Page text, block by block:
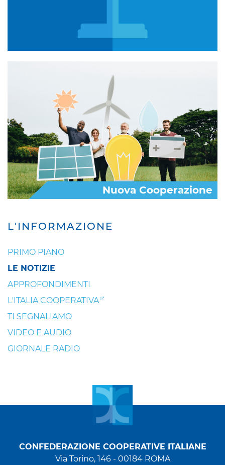
L'INFORMAZIONE
PRIMO PIANO
LE NOTIZIE
APPROFONDIMENTI
L'ITALIA COOPERATIVA
TI SEGNALIAMO
VIDEO E AUDIO
GIORNALE RADIO
Nuova Cooperazione
CONFEDERAZIONE COOPERATIVE ITALIANE
Via Torino, 146 - 00184 ROMA